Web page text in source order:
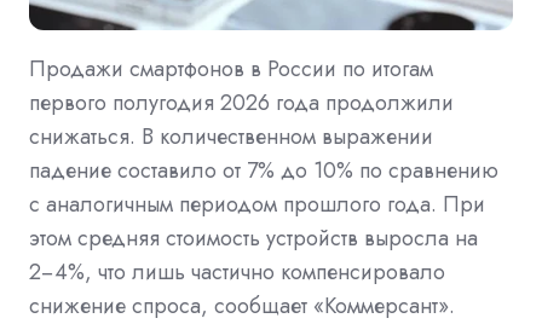
Продажи смартфонов в России по итогам
первого полугодия 2026 года продолжили
снижаться. В количественном выражении
падение составило от 7% до 10% по сравнению
с аналогичным периодом прошлого года. При
этом средняя стоимость устройств выросла на
2−4%, что лишь частично компенсировало
снижение спроса, сообщает «Коммерсант».